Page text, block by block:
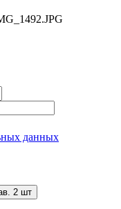
данных
2 шт